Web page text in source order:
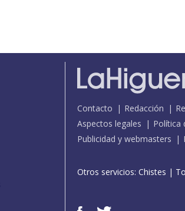
Contacto Redacción
Aspectos legales
Política
Publicidad y webmasters
Otros servicios: Chistes |